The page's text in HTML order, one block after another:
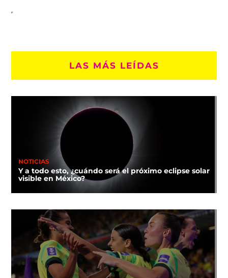
LAS MÁS LEÍDAS
NOTICIAS
Y a todo esto, ¿cuándo será el próximo eclipse solar
visible en México?